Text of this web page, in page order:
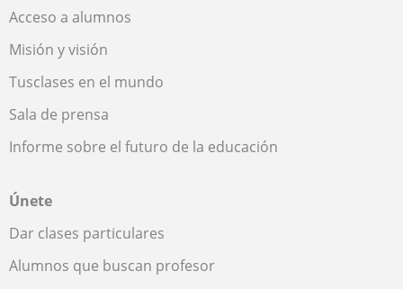
Acceso a alumnos
Misión y visión
Tusclases en el mundo
Sala de prensa
Informe sobre el futuro de la educación
Únete
Dar clases particulares
Alumnos que buscan profesor